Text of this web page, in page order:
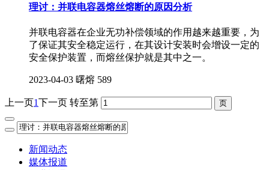
理讨：并联电容器熔丝熔断的原因分析
并联电容器在企业无功补偿领域的作用越来越重要，为
了保证其安全稳定运行，在其设计安装时会增设一定的
安全保护装置，而熔丝保护就是其中之一。
2023-04-03 曙熔 589
上一页1下一页 转至第
新闻动态
媒体报道